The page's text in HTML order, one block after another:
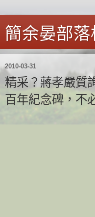
簡余晏部落
2010-03-31
精采？蔣孝嚴質
百年紀念碑，不